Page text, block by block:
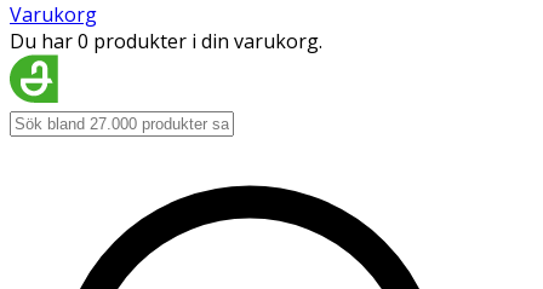
Varukorg
Du har 0 produkter i din varukorg.